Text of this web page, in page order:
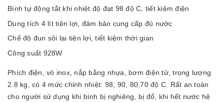
Bình tự động tắt khi nhiệt độ đạt 98 độ C, tiết kiệm điện
Dung tích 4 lít tiện lợi, đảm bảo cung cấp đủ nước
Chế độ đun sôi lại tiện lợi, tiết kiệm thời gian
Công suất 928W
Phích điện, vỏ inox, nắp bằng nhựa, bơm điện tử, trọng lượng
2.8 kg, có 4 mức chỉnh nhiệt: 98, 90, 80,70 độ C. Rất an toàn
cho người sử dụng khi bình bị nghiêng, bị đổ, khi hết nước hệ